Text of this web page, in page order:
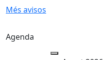
Més avisos
Agenda